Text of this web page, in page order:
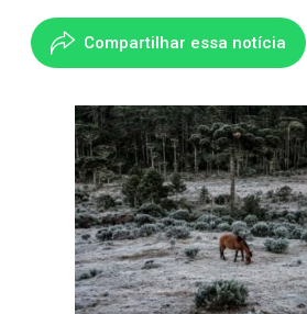
Compartilhar essa notícia